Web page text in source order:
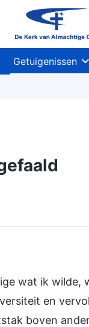
Getuigenissen
wat ik wilde,
en
boven